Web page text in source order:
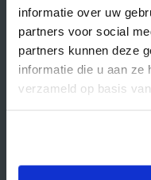
informatie over uw
partners voor social
partners kunnen deze
informatie die u aan ze
verzameld op basis
Algemene voorwaarden
Privacy statement
Klacht indienen
Nieuwsbrief